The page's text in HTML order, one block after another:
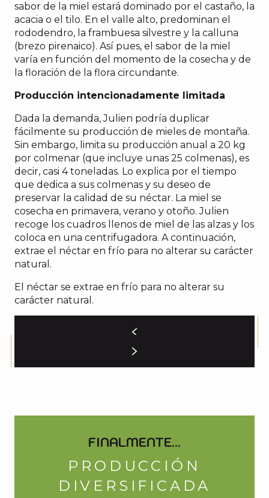
sabor de la miel estará dominado por el castaño, la
acacia o el tilo. En el valle alto, predominan el
rododendro, la frambuesa silvestre y la calluna
(brezo pirenaico). Así pues, el sabor de la miel
varía en función del momento de la cosecha y de
la floración de la flora circundante.
Producción intencionadamente limitada
Dada la demanda, Julien podría duplicar
fácilmente su producción de mieles de montaña.
Sin embargo, limita su producción anual a 20 kg
por colmenar (que incluye unas 25 colmenas), es
decir, casi 4 toneladas. Lo explica por el tiempo
que dedica a sus colmenas y su deseo de
preservar la calidad de su néctar. La miel se
cosecha en primavera, verano y otoño. Julien
recoge los cuadros llenos de miel de las alzas y los
coloca en una centrifugadora. A continuación,
extrae el néctar en frío para no alterar su carácter
natural.
El néctar se extrae en frío para no alterar su
carácter natural.
FINALMENTE...
PRODUCCIÓN
DIVERSIFICADA